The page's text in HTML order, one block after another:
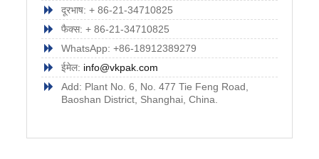
दूरभाष: + 86-21-34710825
फैक्स: + 86-21-34710825
WhatsApp: +86-18912389279
ईमेल: info@vkpak.com
Add: Plant No. 6, No. 477 Tie Feng Road,
Baoshan District, Shanghai, China.